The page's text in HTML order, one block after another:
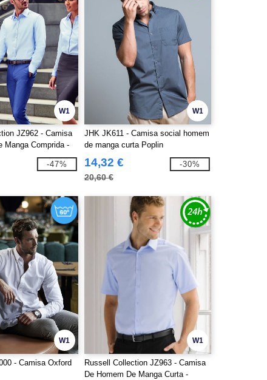
W1
JZ962 - Camisa
Manga Comprida -
-47%
W1
JHK JK611 - Camisa social homem
de manga curta Poplin
14,32 €
20,60 €
-30%
W1
- Camisa Oxford
W1
Russell Collection JZ963 - Camisa
De Homem De Manga Curta -